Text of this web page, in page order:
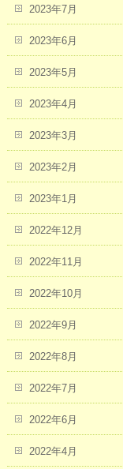
2023年7月
2023年6月
2023年5月
2023年4月
2023年3月
2023年2月
2023年1月
2022年12月
2022年11月
2022年10月
2022年9月
2022年8月
2022年7月
2022年6月
2022年4月